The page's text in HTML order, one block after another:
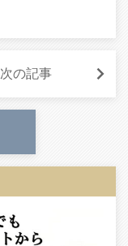
次の記事